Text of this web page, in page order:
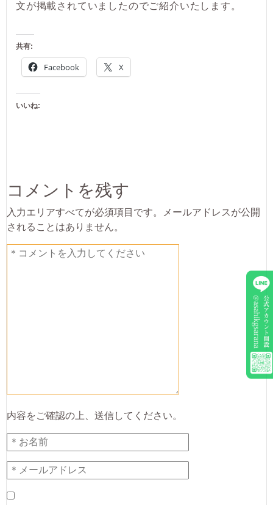
文が掲載されていましたのでご紹介いたします。
共有:
Facebook X
いいね:
コメントを残す
入力エリアすべてが必須項目です。メールアドレスが公開
されることはありません。
内容をご確認の上、送信してください。